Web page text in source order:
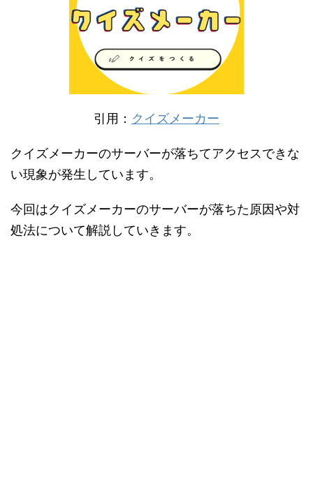
引用： クイズメーカー
クイズメーカーのサーバーが落ちてアクセスできな
い現象が発生しています。
今回はクイズメーカーのサーバーが落ちた原因や対
処法について解説していきます。